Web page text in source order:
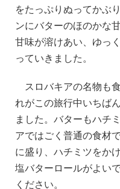
をたっぷりぬってかぶ
ンにバターのほのかな
甘味が溶けあい、ゆっ
っていきました。
スロバキアの名物も
れがこの旅行中いちば
ました。バターもハチ
アではごく普通の食材
に盛り、ハチミツをか
塩バターロールがよい
ください。